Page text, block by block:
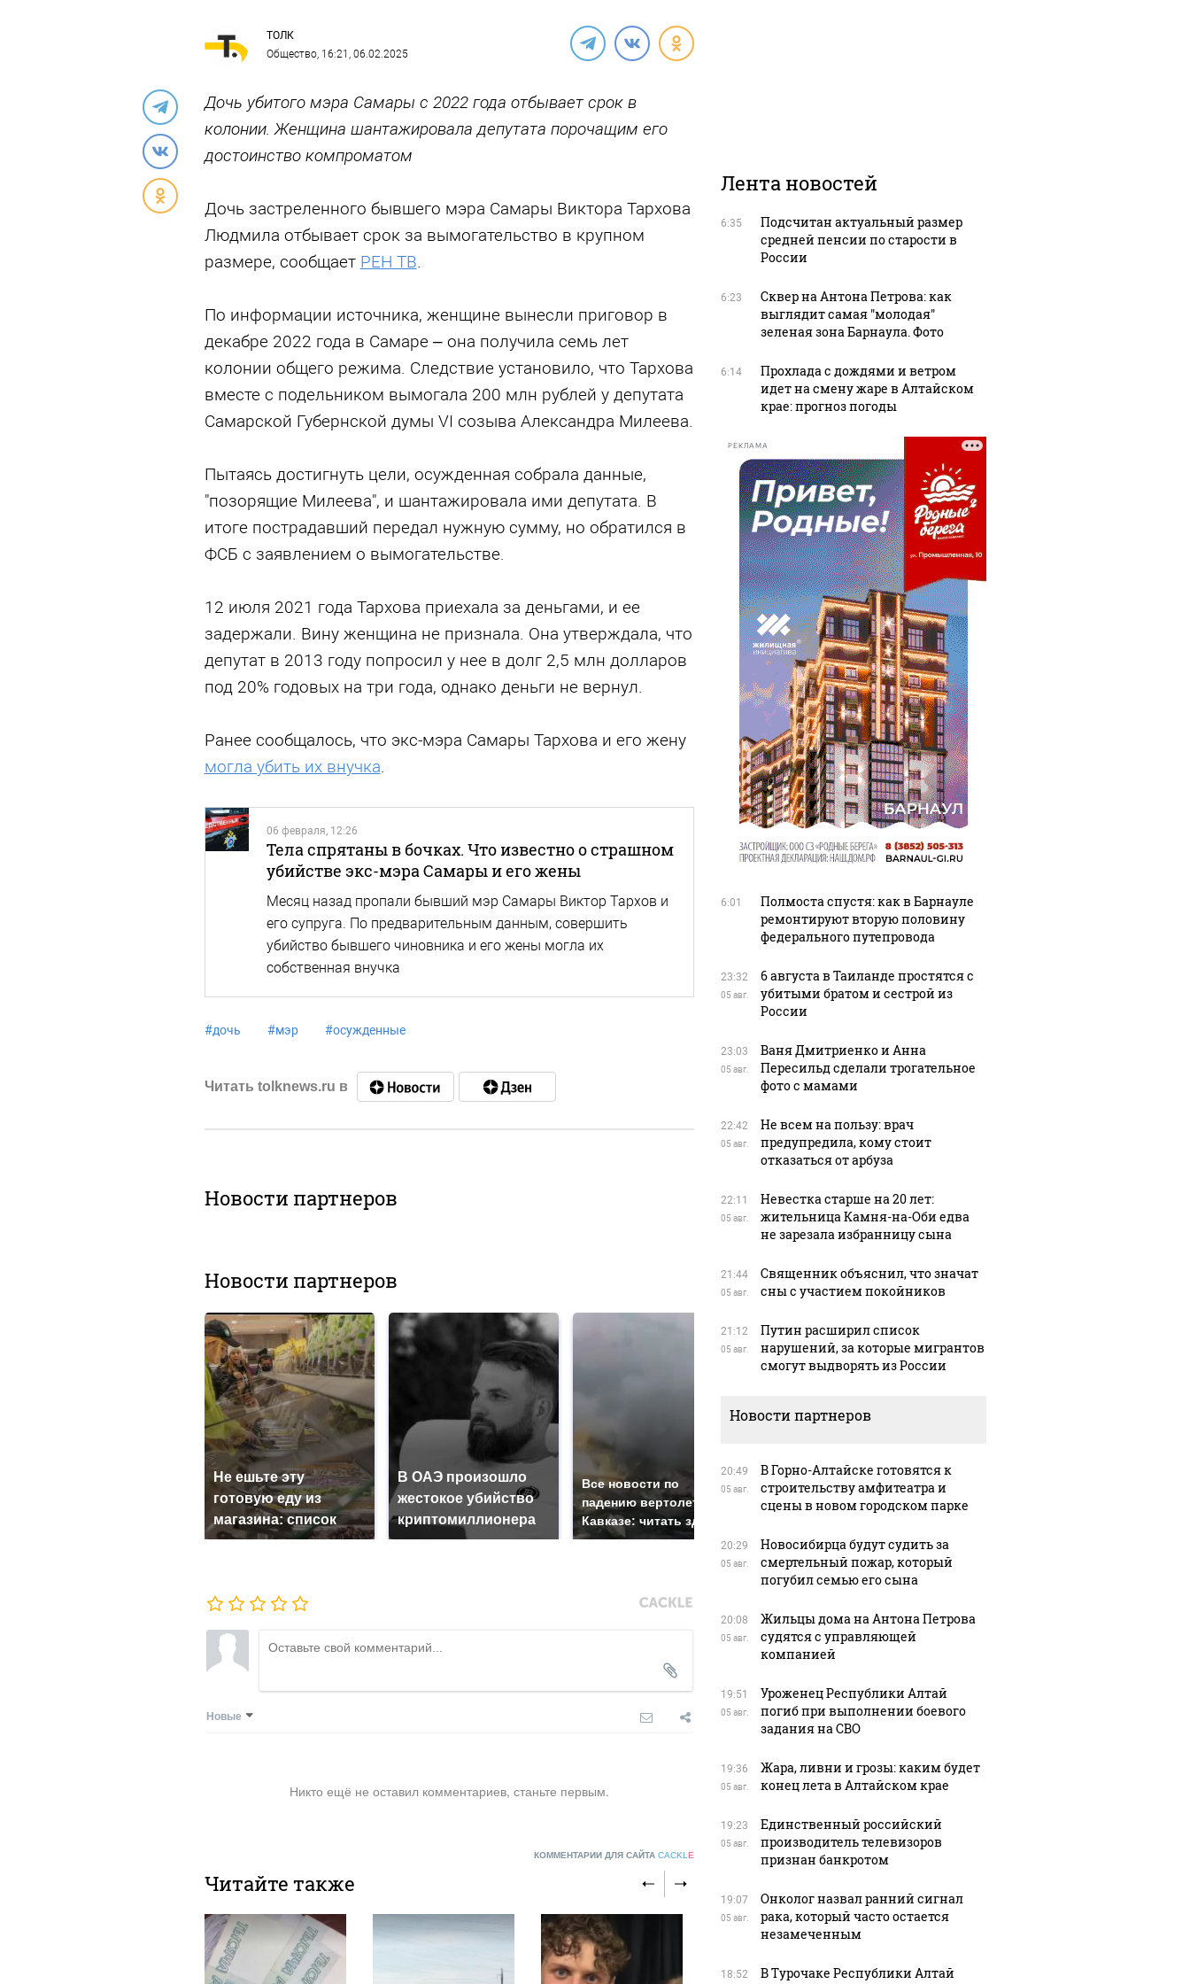
ТОЛК
Общество, 16:21, 06.02.2025
Дочь убитого мэра Самары с 2022 года отбывает срок в
колонии. Женщина шантажировала депутата порочащим его
достоинство компроматом
Дочь застреленного бывшего мэра Самары Виктора Тархова
Людмила отбывает срок за вымогательство в крупном
размере, сообщает РЕН ТВ.
По информации источника, женщине вынесли приговор в
декабре 2022 года в Самаре – она получила семь лет
колонии общего режима. Следствие установило, что Тархова
вместе с подельником вымогала 200 млн рублей у депутата
Самарской Губернской думы VI созыва Александра Милеева.
Пытаясь достигнуть цели, осужденная собрала данные,
"позорящие Милеева", и шантажировала ими депутата. В
итоге пострадавший передал нужную сумму, но обратился в
ФСБ с заявлением о вымогательстве.
12 июля 2021 года Тархова приехала за деньгами, и ее
задержали. Вину женщина не признала. Она утверждала, что
депутат в 2013 году попросил у нее в долг 2,5 млн долларов
под 20% годовых на три года, однако деньги не вернул.
Ранее сообщалось, что экс-мэра Самары Тархова и его жену
могла убить их внучка.
06 февраля, 12:26
Тела спрятаны в бочках. Что известно о страшном
убийстве экс-мэра Самары и его жены
Месяц назад пропали бывший мэр Самары Виктор Тархов и
его супруга. По предварительным данным, совершить
убийство бывшего чиновника и его жены могла их
собственная внучка
#дочь #мэр #осужденные
Читать tolknews.ru в
Новости партнеров
Новости партнеров
Не ешьте эту
готовую еду из
магазина: список
В ОАЭ произошло
жестокое убийство
криптомиллионера
Все новости по
падению вертолета на
Кавказе: читать здесь
Таких событий не
было с 1945: чего
ажиотаж из-за этого
Новые
Никто ещё не оставил комментариев, станьте первым.
КОММЕНТАРИИ ДЛЯ САЙТА CACKL E
Читайте также
Лента новостей
6:35
Подсчитан актуальный размер
средней пенсии по старости в
России
6:23
Сквер на Антона Петрова: как
выглядит самая "молодая"
зеленая зона Барнаула. Фото
6:14
Прохлада с дождями и ветром
идет на смену жаре в Алтайском
крае: прогноз погоды
РЕКЛАМА
6:01
Полмоста спустя: как в Барнауле
ремонтируют вторую половину
федерального путепровода
23:32
05 авг.
6 августа в Таиланде простятся с
убитыми братом и сестрой из
России
23:03
05 авг.
Ваня Дмитриенко и Анна
Пересильд сделали трогательное
фото с мамами
22:42
05 авг.
Не всем на пользу: врач
предупредила, кому стоит
отказаться от арбуза
22:11
05 авг.
Невестка старше на 20 лет:
жительница Камня-на-Оби едва
не зарезала избранницу сына
21:44
05 авг.
Священник объяснил, что значат
сны с участием покойников
21:12
05 авг.
Путин расширил список
нарушений, за которые мигрантов
смогут выдворять из России
Новости партнеров
20:49
05 авг.
В Горно-Алтайске готовятся к
строительству амфитеатра и
сцены в новом городском парке
20:29
05 авг.
Новосибирца будут судить за
смертельный пожар, который
погубил семью его сына
20:08
05 авг.
Жильцы дома на Антона Петрова
судятся с управляющей
компанией
19:51
05 авг.
Уроженец Республики Алтай
погиб при выполнении боевого
задания на СВО
19:36
05 авг.
Жара, ливни и грозы: каким будет
конец лета в Алтайском крае
19:23
05 авг.
Единственный российский
производитель телевизоров
признан банкротом
19:07
05 авг.
Онколог назвал ранний сигнал
рака, который часто остается
незамеченным
18:52
В Турочаке Республики Алтай